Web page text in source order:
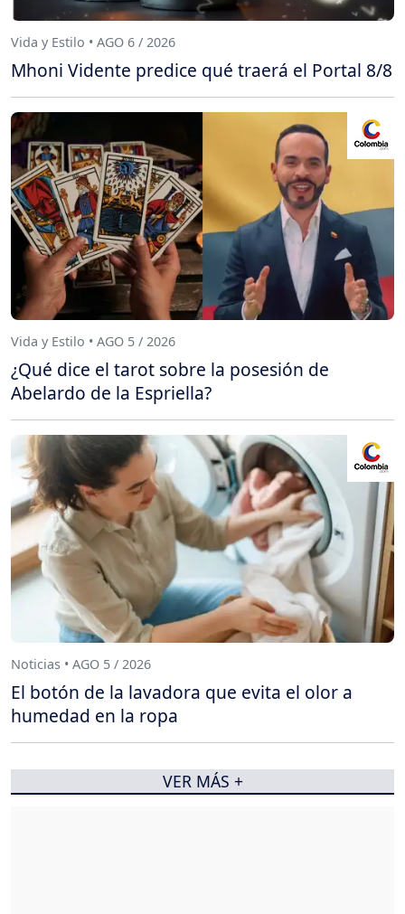
Vida y Estilo • AGO 6 / 2026
Mhoni Vidente predice qué traerá el Portal 8/8
Vida y Estilo • AGO 5 / 2026
¿Qué dice el tarot sobre la posesión de
Abelardo de la Espriella?
Noticias • AGO 5 / 2026
El botón de la lavadora que evita el olor a
humedad en la ropa
VER MÁS +